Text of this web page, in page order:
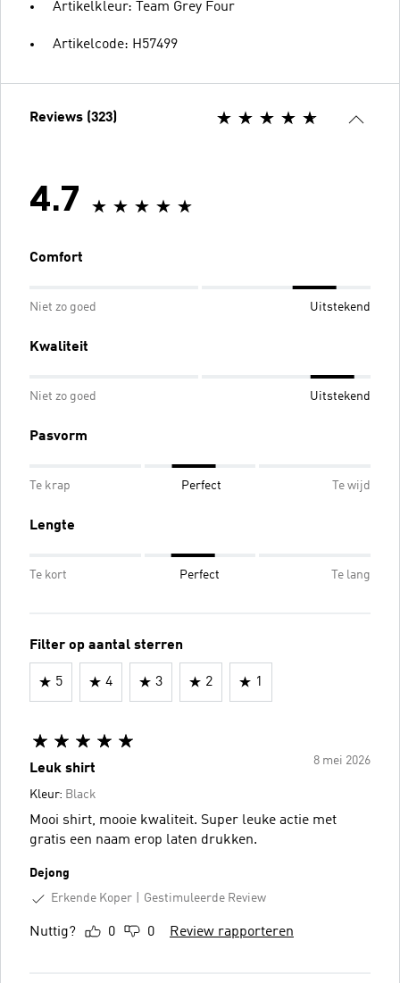
Artikelkleur: Team Grey Four
Artikelcode: H57499
Reviews (323)
4.7
Comfort
Niet zo goed Uitstekend
Kwaliteit
Niet zo goed Uitstekend
Pasvorm
Te krap Perfect Te wijd
Lengte
Te kort Perfect Te lang
Filter op aantal sterren
5 4 3 2 1
8 mei 2026
Leuk shirt
Kleur: Black
Mooi shirt, mooie kwaliteit. Super leuke actie met
gratis een naam erop laten drukken.
Dejong
Erkende Koper
Gestimuleerde Review
Nuttig? 0 0 Review rapporteren